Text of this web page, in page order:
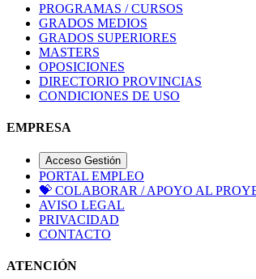
PROGRAMAS / CURSOS
GRADOS MEDIOS
GRADOS SUPERIORES
MASTERS
OPOSICIONES
DIRECTORIO PROVINCIAS
CONDICIONES DE USO
EMPRESA
Acceso Gestión
PORTAL EMPLEO
💝 COLABORAR / APOYO AL
AVISO LEGAL
PRIVACIDAD
CONTACTO
ATENCIÓN